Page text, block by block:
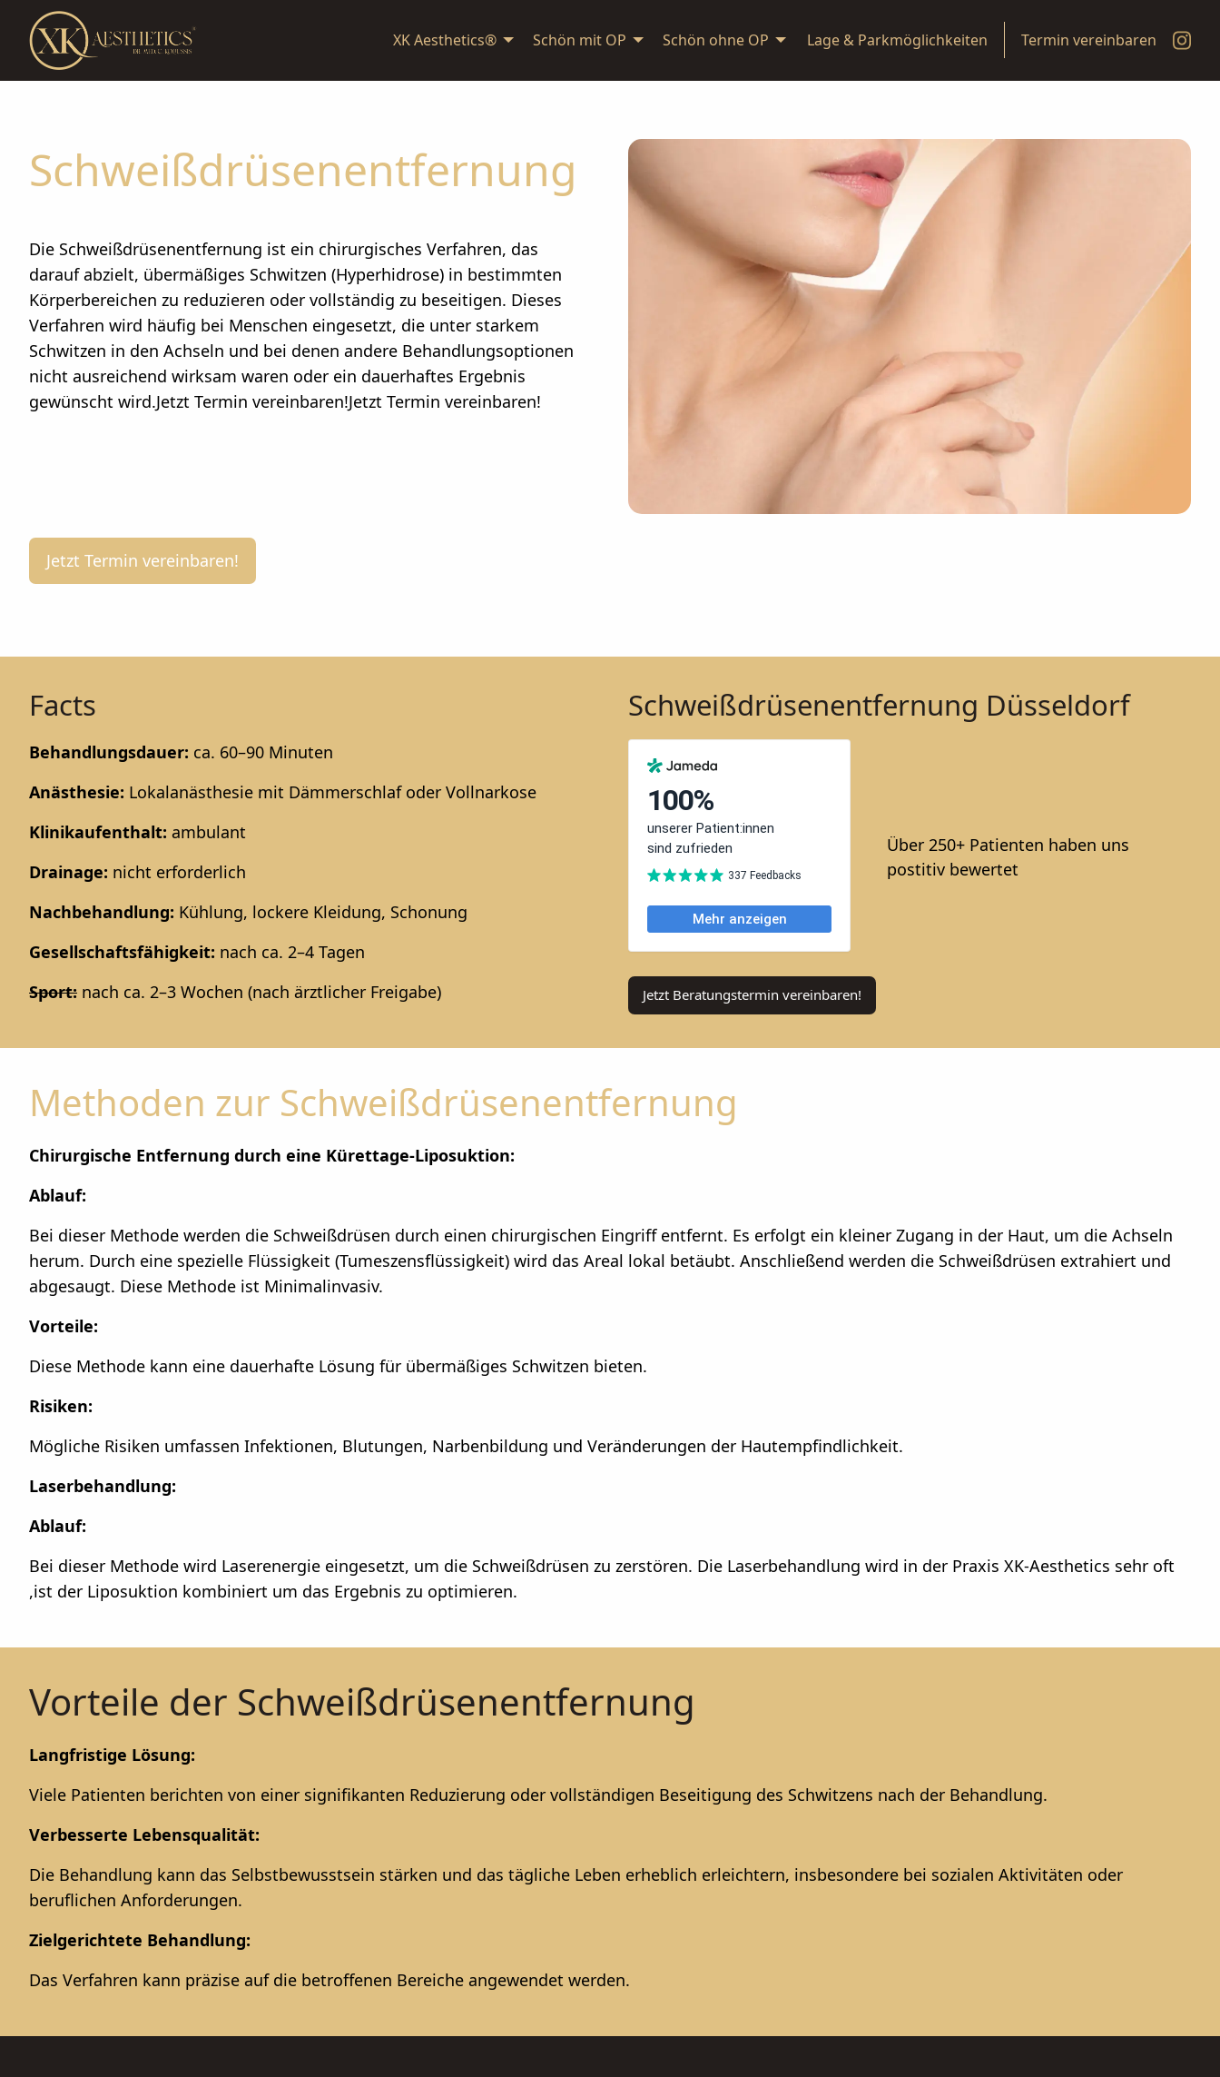
XK Aesthetics® Schön mit OP Schön ohne OP Lage & Parkmöglichkeiten Termin vereinbaren
Schweißdrüsenentfernung
Die Schweißdrüsenentfernung ist ein chirurgisches Verfahren, das
darauf abzielt, übermäßiges Schwitzen (Hyperhidrose) in bestimmten
Körperbereichen zu reduzieren oder vollständig zu beseitigen. Dieses
Verfahren wird häufig bei Menschen eingesetzt, die unter starkem
Schwitzen in den Achseln und bei denen andere Behandlungsoptionen
nicht ausreichend wirksam waren oder ein dauerhaftes Ergebnis
gewünscht wird.Jetzt Termin vereinbaren!Jetzt Termin vereinbaren!
Jetzt Termin vereinbaren!
Facts
Behandlungsdauer: ca. 60–90 Minuten
Anästhesie: Lokalanästhesie mit Dämmerschlaf oder Vollnarkose
Klinikaufenthalt: ambulant
Drainage: nicht erforderlich
Nachbehandlung: Kühlung, lockere Kleidung, Schonung
Gesellschaftsfähigkeit: nach ca. 2–4 Tagen
Sport: nach ca. 2–3 Wochen (nach ärztlicher Freigabe)
Schweißdrüsenentfernung Düsseldorf
Über 250+ Patienten haben uns
postitiv bewertet
Jetzt Beratungstermin vereinbaren!
Methoden zur Schweißdrüsenentfernung
Chirurgische Entfernung durch eine Kürettage-Liposuktion:
Ablauf:
Bei dieser Methode werden die Schweißdrüsen durch einen chirurgischen Eingriff entfernt. Es erfolgt ein kleiner Zugang in der Haut, um die Achseln
herum. Durch eine spezielle Flüssigkeit (Tumeszensflüssigkeit) wird das Areal lokal betäubt. Anschließend werden die Schweißdrüsen extrahiert und
abgesaugt. Diese Methode ist Minimalinvasiv.
Vorteile:
Diese Methode kann eine dauerhafte Lösung für übermäßiges Schwitzen bieten.
Risiken:
Mögliche Risiken umfassen Infektionen, Blutungen, Narbenbildung und Veränderungen der Hautempfindlichkeit.
Laserbehandlung:
Ablauf:
Bei dieser Methode wird Laserenergie eingesetzt, um die Schweißdrüsen zu zerstören. Die Laserbehandlung wird in der Praxis XK-Aesthetics sehr oft
,ist der Liposuktion kombiniert um das Ergebnis zu optimieren.
Vorteile der Schweißdrüsenentfernung
Langfristige Lösung:
Viele Patienten berichten von einer signifikanten Reduzierung oder vollständigen Beseitigung des Schwitzens nach der Behandlung.
Verbesserte Lebensqualität:
Die Behandlung kann das Selbstbewusstsein stärken und das tägliche Leben erheblich erleichtern, insbesondere bei sozialen Aktivitäten oder
beruflichen Anforderungen.
Zielgerichtete Behandlung:
Das Verfahren kann präzise auf die betroffenen Bereiche angewendet werden.